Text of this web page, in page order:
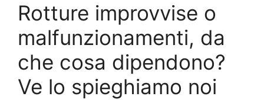
Rotture improvvise o
malfunzionamenti, da
che cosa dipendono?
Ve lo spieghiamo noi